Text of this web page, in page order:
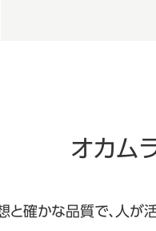
オカム
と確かな品質で、人が